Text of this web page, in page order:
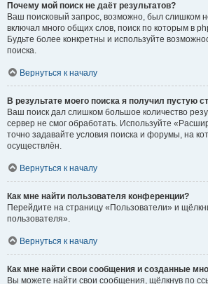
Почему мой поиск не даёт результатов?
Ваш поисковый запрос, возможно, был слишком
включал много общих слов, поиск по которым в
Будьте более конкретны и используйте
поиска.
Вернуться к началу
В результате моего поиска я получил пустую
Ваш поиск дал слишком большое количество
сервер не смог обработать. Используйте
точно задавайте условия поиска и форумы, на
осуществлён.
Вернуться к началу
Как мне найти пользователя конференции?
Перейдите на страницу «Пользователи» и
пользователя».
Вернуться к началу
Как мне найти свои сообщения и созданные
Вы можете найти свои сообщения, щёлкнув по